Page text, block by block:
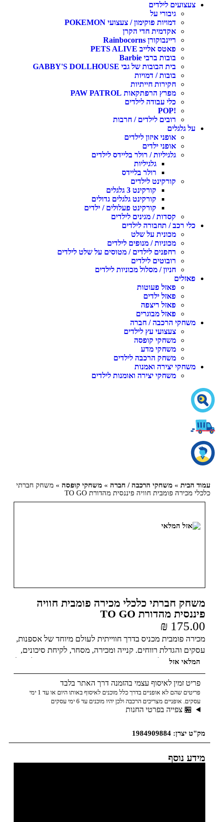
צעצועים לילדים
גיבורי על
דמויות פוקימון / צעצועי POKEMON
אקדמית חדי הקרן
ריינבוקורן Rainbocorns
פאטס אלייב PETS ALIVE
בובות ברבי Barbie
בית הבובות של גבי GABBY'S DOLLHOUSE
בובות / דמויות
חקירות חייתיות
מפרץ הרפתקאות PAW PATROL
כלי עבודה לילדים
!POP
רובים לילדים / חרבות
על גלגלים
אופני איזון לילדים
אופני ילדים
גלגיליות / רולר בליידס לילדים
גלגיליות
רולר בליידס
קורקינט לילדים
קורקינט 3 גלגלים
קורקינט גלגלים גדולים
קורקינט פעלולים / ילדים
קסדות / מגינים לילדים
כלי רכב / תחבורה לילדים
מכונית על שלט
מכוניות / מנופים לילדים
רחפנים לילדים / מטוסים על שלט לילדים
רובוטים לילדים
חניון / מסלול מכוניות לילדים
פאזלים
פאזל פעוטות
פאזל ילדים
פאזל ריצפה
פאזל מבוגרים
משחקי הרכבה / חברה
צעצועי עץ לילדים
משחקי קופסה
משחקי מדע
משחק הרכבה לילדים
משחקי יצירה ואמנות
משחקי יצירה ואומנות לילדים
עמוד הבית » משחקי הרכבה / חברה » משחקי קופסה » משחק חברתי
כלכלי מכירה פומבית חוויה פיננסית מהדורת TO GO
משחק חברתי כלכלי מכירה פומבית חוויה
פיננסית מהדורת TO GO
₪ 175.00
מכירה פומבית מכניס בדרך חווייתית לעולם מיוחד של אספנות,
עסקים והגדלת רווחים. קנייה ומכירה, מסחר, לקיחת סיכונים,
וחשיבה מחוץ לקופסא. המשחק מאפשר פיתוח מיומנות לניהול
משא ומתן ודיבייט (עימות). המשחק מציג מידע שנאסף
ממבחר מכירות פומביות ברחבי העולם, ומציע למכירה מבחר
גדול של נכסים ופריטים בעלי ערך למשתתפים, המשחקים
כאספנים. לגילאי 9 +
המלאי אזל
פריט זמין לאיסוף עצמי בהזמנה דרך האתר בלבד
פריטים שהם לא אופניים בדרך כלל מוכנים לאיסוף באותו היום או עד 1 ימי
עסקים. אופניים מצריכים הרכבה ולכן יהיו מוכנים עד 6 ימי עסקים
🏪 צפייה בפרטי החנות
מק"ט יצרן: 1984909884
מידע נוסף